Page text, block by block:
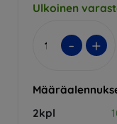
Ulkoinen
- +
2kpl